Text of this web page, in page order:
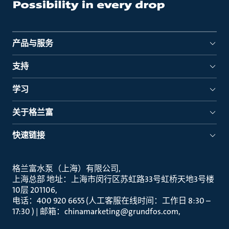
产品与服务
支持
学习
关于格兰富
快速链接
格兰富水泵（上海）有限公司
上海总部 地址：上海市闵行区苏虹路33号虹桥天地3号楼
10层 201106
电话：400 920 6655 (人工客服在线时间：工作日 8:30 –
17:30 ) | 邮箱：chinamarketing@grundfos.com